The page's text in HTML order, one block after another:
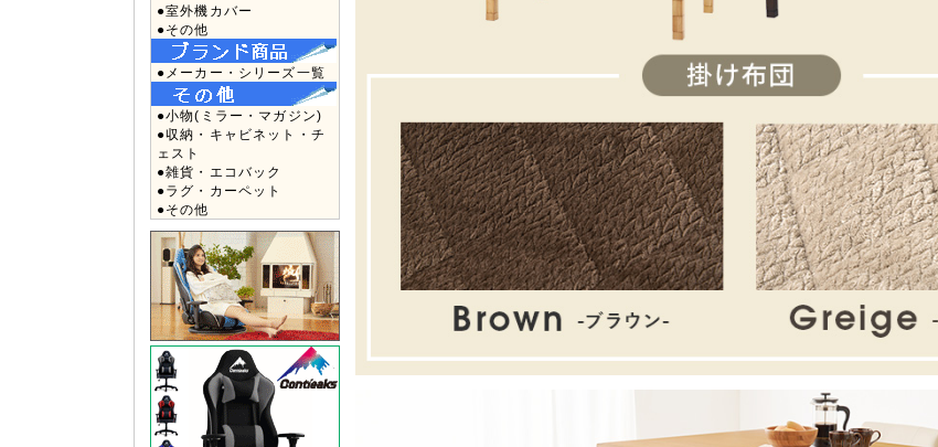
●室外機カバー
●その他
●メーカー・シリーズ一覧
●小物(ミラー・マガジン)
●収納・キャビネット・チ
ェスト
●雑貨・エコバック
●ラグ・カーペット
●その他